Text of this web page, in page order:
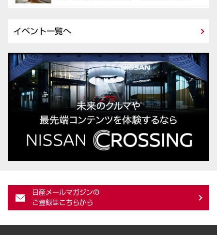
イベント一覧へ
日産メールマガジンの
ご登録はこちらから